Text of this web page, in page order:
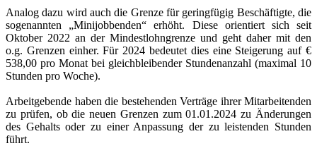
Analog dazu wird auch die Grenze für geringfügig Beschäftigte, die
sogenannten „Minijobbenden“ erhöht. Diese orientiert sich seit
Oktober 2022 an der Mindestlohngrenze und geht daher mit den
o.g. Grenzen einher. Für 2024 bedeutet dies eine Steigerung auf €
538,00 pro Monat bei gleichbleibender Stundenanzahl (maximal 10
Stunden pro Woche).
Arbeitgebende haben die bestehenden Verträge ihrer Mitarbeitenden
zu prüfen, ob die neuen Grenzen zum 01.01.2024 zu Änderungen
des Gehalts oder zu einer Anpassung der zu leistenden Stunden
führt.